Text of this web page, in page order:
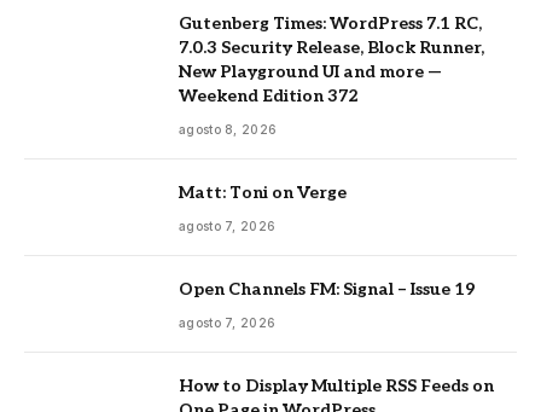
Gutenberg Times: WordPress 7.1 RC,
7.0.3 Security Release, Block Runner,
New Playground UI and more —
Weekend Edition 372
agosto 8, 2026
Matt: Toni on Verge
agosto 7, 2026
Open Channels FM: Signal – Issue 19
agosto 7, 2026
How to Display Multiple RSS Feeds on